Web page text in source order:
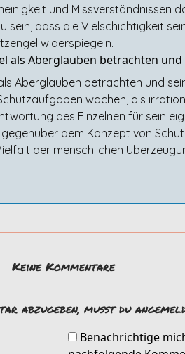
und Missverständnissen
dass die Vielschichtigkeit
widerspiegeln.
als Aberglauben betrachten
Aberglauben betrachten und
wachen, als
des Einzelnen für sein
dem Konzept von
der menschlichen
Keine Kommentare
abzugeben, musst du
Benachrichtige